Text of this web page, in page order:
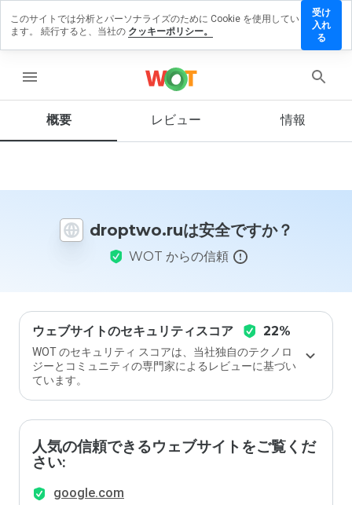
menu
概要 レビュー 情報
droptwo.ruは安全ですか？
WOT からの信頼
ウェブサイトのセキュリティスコア 22%
WOT のセキュリティ スコアは、当社独自のテクノロ
ジーとコミュニティの専門家によるレビューに基づい
ています。
人気の信頼できるウェブサイトをご覧くだ
さい:
google.com
ビュ
残す
この
イト
価し
ます
か？
このサイトでは分析とパーソナライズのために Cookie を使用してい
ます。 続行すると、当社の クッキーポリシー。
受け
入れ
る